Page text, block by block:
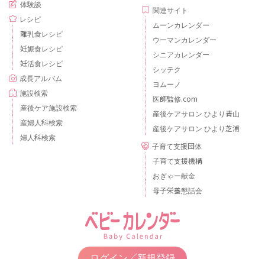
体験談
レシピ
離乳食レシピ
妊娠食レシピ
妊活食レシピ
成長アルバム
施設検索
産後ケア施設検索
産婦人科検索
婦人科検索
関連サイト
ムーンカレンダー
ウーマンカレンダー
シニアカレンダー
シッテク
ヨムーノ
医師監修.com
産後ケアサロン ひより青山
産後ケアサロン ひより芝浦
子育て支援団体
子育て支援機構
おぎゃー献金
母子栄養懇話会